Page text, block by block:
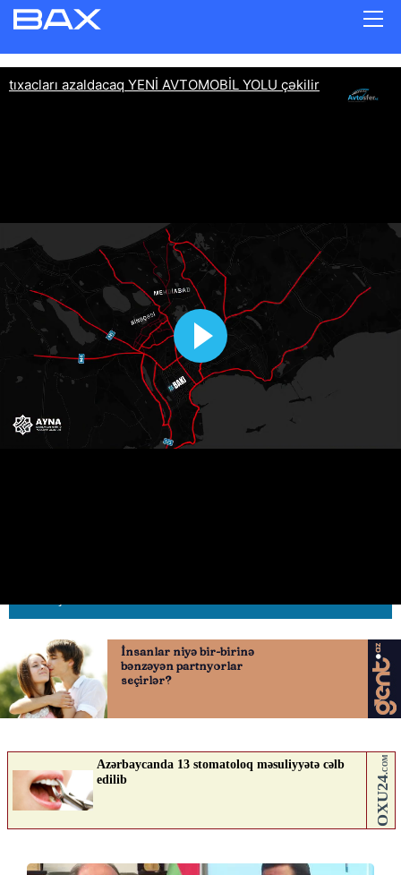
tıxacları azaldacaq YENİ